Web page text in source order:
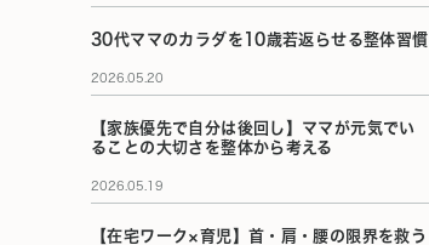
30代ママのカラダを10歳若返らせる整体習慣
2026.05.20
【家族優先で自分は後回し】ママが元気でい
ることの大切さを整体から考える
2026.05.19
【在宅ワーク×育児】首・肩・腰の限界を救う